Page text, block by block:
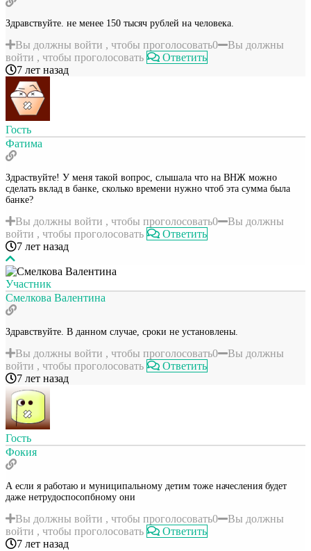
Здравствуйте. не менее 150 тысяч рублей на человека.
Вы должны войти , чтобы проголосовать0
Вы должны
войти , чтобы проголосовать
Ответить
7 лет назад
Гость
Фатима
Здраствуйте! У меня такой вопрос, слышала что на ВНЖ можно
сделать вклад в банке, сколько времени нужно чтоб эта сумма была
банке?
Вы должны войти , чтобы проголосовать0
Вы должны
войти , чтобы проголосовать
Ответить
7 лет назад
Участник
Смелкова Валентина
Здравствуйте. В данном случае, сроки не установлены.
Вы должны войти , чтобы проголосовать0
Вы должны
войти , чтобы проголосовать
Ответить
7 лет назад
Гость
Фокия
А если я работаю и муниципальному детим тоже начесления будет
даже нетрудоспосопбному они
Вы должны войти , чтобы проголосовать0
Вы должны
войти , чтобы проголосовать
Ответить
7 лет назад